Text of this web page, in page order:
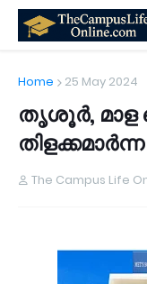
Home 25 May 2024
തൃശൂർ, മാള
The Campus Life